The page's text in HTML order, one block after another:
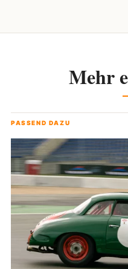
Mehr
PASSEND DAZU